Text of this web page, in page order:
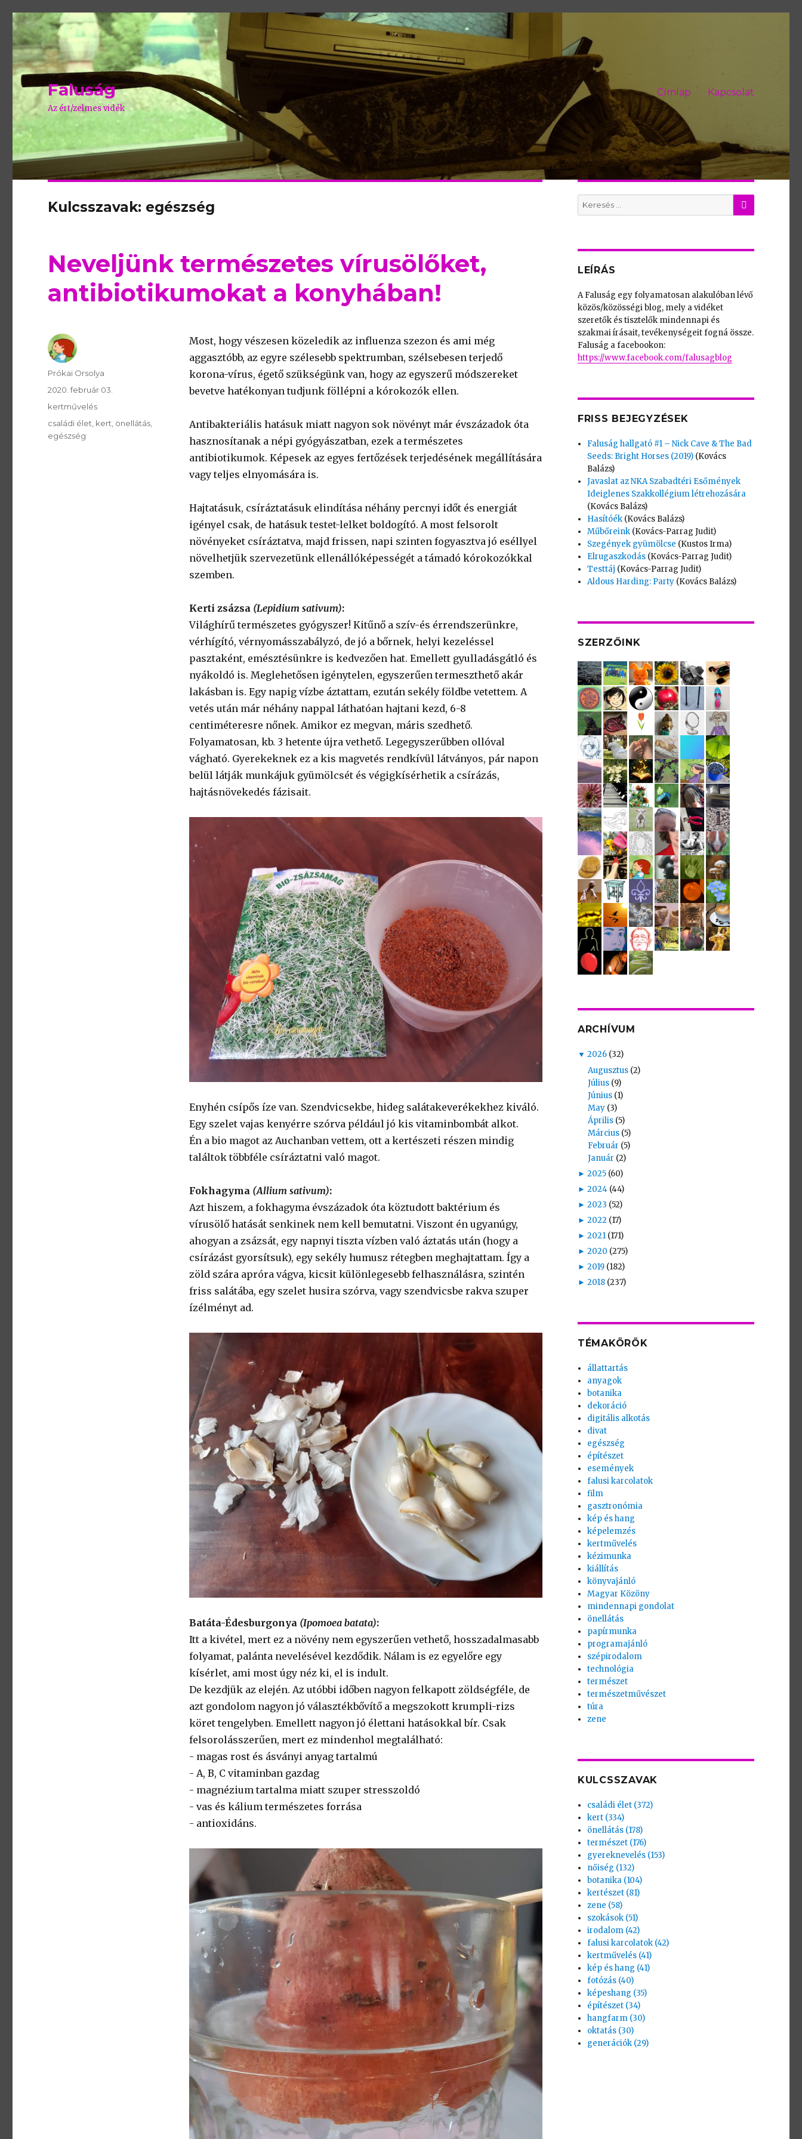
Faluság
Az ért/zelmes vidék
Címlap Kapcsolat
Kulcsszavak: egészség
Neveljünk természetes vírusölőket,
antibiotikumokat a konyhában!
Most, hogy vészesen közeledik az influenza szezon és ami még
aggasztóbb, az egyre szélesebb spektrumban, szélsebesen terjedő
korona-vírus, égető szükségünk van, hogy az egyszerű módszereket
bevetve hatékonyan tudjunk föllépni a kórokozók ellen.
Antibakteriális hatásuk miatt nagyon sok növényt már évszázadok óta
hasznosítanak a népi gyógyászatban, ezek a természetes
antibiotikumok. Képesek az egyes fertőzések terjedésének megállítására
vagy teljes elnyomására is.
Hajtatásuk, csíráztatásuk elindítása néhány percnyi időt és energiát
igényel csak, de hatásuk testet-lelket boldogító. A most felsorolt
növényeket csíráztatva, majd frissen, napi szinten fogyasztva jó eséllyel
növelhetjük szervezetünk ellenállóképességét a támadó kórokozókkal
szemben.
Kerti zsázsa (Lepidium sativum):
Világhírű természetes gyógyszer! Kitűnő a szív-és érrendszerünkre,
vérhígító, vérnyomásszabályzó, de jó a bőrnek, helyi kezeléssel
pasztaként, emésztésünkre is kedvezően hat. Emellett gyulladásgátló és
nyákoldó is. Meglehetősen igénytelen, egyszerűen termeszthető akár
lakásban is. Egy napig vízbe áztattam, ezután sekély földbe vetettem. A
vetés után már néhány nappal láthatóan hajtani kezd, 6-8
centiméteresre nőnek. Amikor ez megvan, máris szedhető.
Folyamatosan, kb. 3 hetente újra vethető. Legegyszerűbben ollóval
vágható. Gyerekeknek ez a kis magvetés rendkívül látványos, pár napon
belül látják munkájuk gyümölcsét és végigkísérhetik a csírázás,
hajtásnövekedés fázisait.
Enyhén csípős íze van. Szendvicsekbe, hideg salátakeverékekhez kiváló.
Egy szelet vajas kenyérre szórva például jó kis vitaminbombát alkot.
Én a bio magot az Auchanban vettem, ott a kertészeti részen mindig
találtok többféle csíráztatni való magot.
Fokhagyma (Allium sativum):
Azt hiszem, a fokhagyma évszázadok óta köztudott baktérium és
vírusölő hatását senkinek nem kell bemutatni. Viszont én ugyanúgy,
ahogyan a zsázsát, egy napnyi tiszta vízben való áztatás után (hogy a
csírázást gyorsítsuk), egy sekély humusz rétegben meghajtattam. Így a
zöld szára apróra vágva, kicsit különlegesebb felhasználásra, szintén
friss salátába, egy szelet husira szórva, vagy szendvicsbe rakva szuper
ízélményt ad.
Batáta-Édesburgonya (Ipomoea batata):
Itt a kivétel, mert ez a növény nem egyszerűen vethető, hosszadalmasabb
folyamat, palánta nevelésével kezdődik. Nálam is ez egyelőre egy
kísérlet, ami most úgy néz ki, el is indult.
De kezdjük az elején. Az utóbbi időben nagyon felkapott zöldségféle, de
azt gondolom nagyon jó választékbővítő a megszokott krumpli-rizs
köret tengelyben. Emellett nagyon jó élettani hatásokkal bír. Csak
felsorolásszerűen, mert ez mindenhol megtalálható:
- magas rost és ásványi anyag tartalmú
- A, B, C vitaminban gazdag
- magnézium tartalma miatt szuper stresszoldó
- vas és kálium természetes forrása
- antioxidáns.
Szerző
Prókai Orsolya
Publikálva
2020. február 03.
Témakör
kertművelés
Kulcsszavak
családi élet kert önellátás
egészség
Search
for:
KERES
LEÍRÁS
A Faluság egy folyamatosan alakulóban lévő
közös/közösségi blog, mely a vidéket
szeretők és tisztelők mindennapi és
szakmai írásait, tevékenységeit fogná össze.
Faluság a facebookon:
https://www.facebook.com/falusagblog
FRISS BEJEGYZÉSEK
Faluság hallgató #1 – Nick Cave & The Bad
Seeds: Bright Horses (2019) (Kovács
Balázs)
Javaslat az NKA Szabadtéri Esőmények
Ideiglenes Szakkollégium létrehozására
(Kovács Balázs)
Hasítóék (Kovács Balázs)
Műbőreink (Kovács-Parrag Judit)
Szegények gyümölcse (Kustos Irma)
Elrugaszkodás (Kovács-Parrag Judit)
Testtáj (Kovács-Parrag Judit)
Aldous Harding: Party (Kovács Balázs)
SZERZŐINK
ARCHÍVUM
▼ 2026 (32)
Augusztus (2)
Július (9)
Június (1)
May (3)
Április (5)
Március (5)
Február (5)
Január (2)
► 2025 (60)
► 2024 (44)
► 2023 (52)
► 2022 (17)
► 2021 (171)
► 2020 (275)
► 2019 (182)
► 2018 (237)
TÉMAKÖRÖK
állattartás
anyagok
botanika
dekoráció
digitális alkotás
divat
egészség
építészet
események
falusi karcolatok
film
gasztronómia
kép és hang
képelemzés
kertművelés
kézimunka
kiállítás
könyvajánló
Magyar Közöny
mindennapi gondolat
önellátás
papírmunka
programajánló
szépirodalom
technológia
természet
természetművészet
túra
zene
KULCSSZAVAK
családi élet (372)
kert (334)
önellátás (178)
természet (176)
gyereknevelés (153)
nőiség (132)
botanika (104)
kertészet (81)
zene (58)
szokások (51)
irodalom (42)
falusi karcolatok (42)
kertművelés (41)
kép és hang (41)
fotózás (40)
képeshang (35)
építészet (34)
hangfarm (30)
oktatás (30)
generációk (29)